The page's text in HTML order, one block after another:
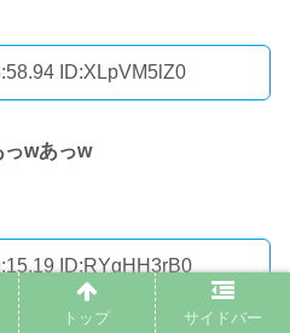
ID:XLpVM5lZ0
っwあっw
ID:RYgHH3rB0
トップ サイドバー